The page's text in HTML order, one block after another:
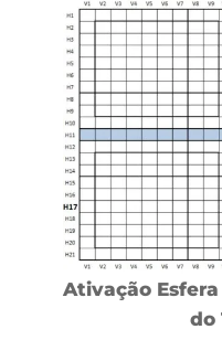
Ativação
do